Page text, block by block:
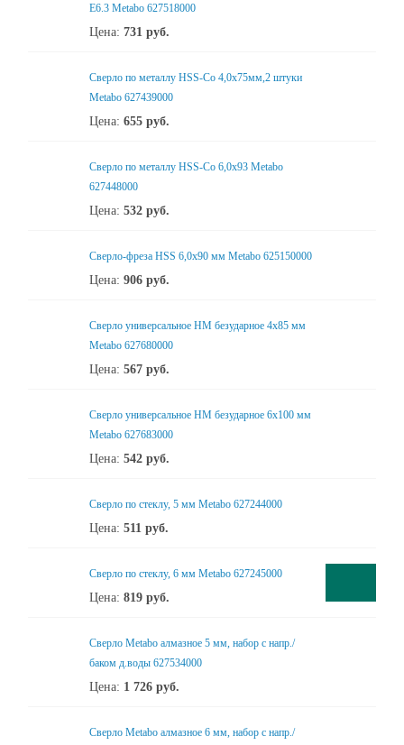
Е6.3 Metabo 627518000
Цена: 731 руб.
Сверло по металлу HSS-Co 4,0x75мм,2 штуки
Metabo 627439000
Цена: 655 руб.
Сверло по металлу HSS-Co 6,0x93 Metabo
627448000
Цена: 532 руб.
Сверло-фреза HSS 6,0x90 мм Metabo 625150000
Цена: 906 руб.
Сверло универсальное НМ безударное 4x85 мм
Metabo 627680000
Цена: 567 руб.
Сверло универсальное НМ безударное 6x100 мм
Metabo 627683000
Цена: 542 руб.
Сверло по стеклу, 5 мм Metabo 627244000
Цена: 511 руб.
Сверло по стеклу, 6 мм Metabo 627245000
Цена: 819 руб.
Сверло Metabo алмазное 5 мм, набор с напр./
баком д.воды 627534000
Цена: 1 726 руб.
Сверло Metabo алмазное 6 мм, набор с напр./